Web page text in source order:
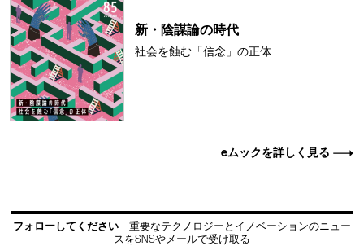
新・陰謀論の時代
社会を蝕む「信念」の正体
eムックを詳しく見る
フォローしてください
重要なテクノロジーとイノベーションのニュー
スをSNSやメールで受け取る